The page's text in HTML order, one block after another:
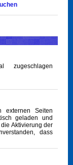
externen Seiten
geladen und
Aktivierung der
dass